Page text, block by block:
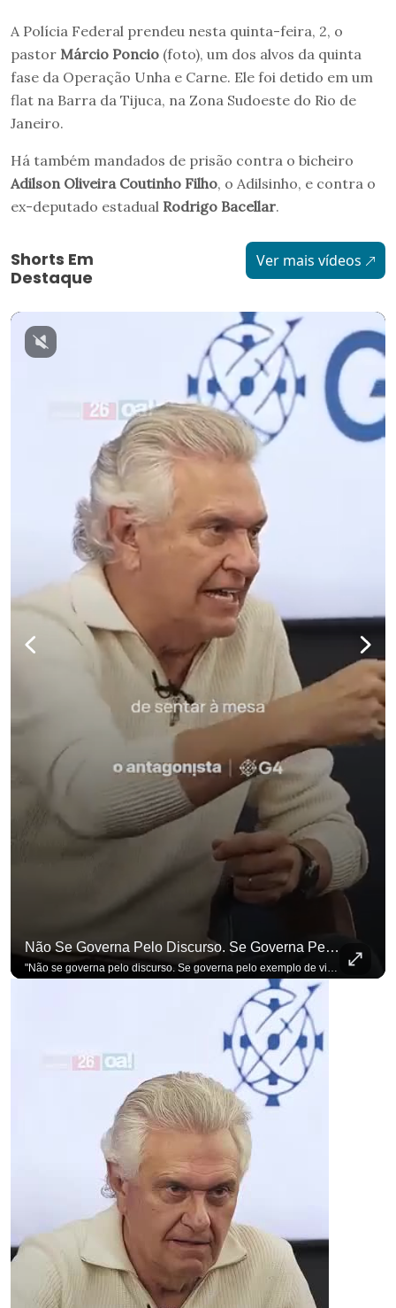
A Polícia Federal prendeu nesta quinta-feira, 2, o
pastor Márcio Poncio (foto), um dos alvos da quinta
fase da Operação Unha e Carne. Ele foi detido em um
flat na Barra da Tijuca, na Zona Sudoeste do Rio de
Janeiro.
Há também mandados de prisão contra o bicheiro
Adilson Oliveira Coutinho Filho, o Adilsinho, e contra o
ex-deputado estadual Rodrigo Bacellar.
Shorts Em
Destaque
Ver mais vídeos
Não Se Governa Pelo Discurso. Se Governa Pelo Exemplo De Vida", Alfineta Ronaldo Caiado
"Não se governa pelo discurso. Se governa pelo exemplo de vida", alfineta Ronaldo Caiado, respondendo a empresários na primeira Sabatina Presidencial com a pauta definida por quem constrói o país. Se você busca informação com credibilidade, inscreva-se agora e ative o
para não perder nenhuma atualização! Ouça O Antagonista nos principais